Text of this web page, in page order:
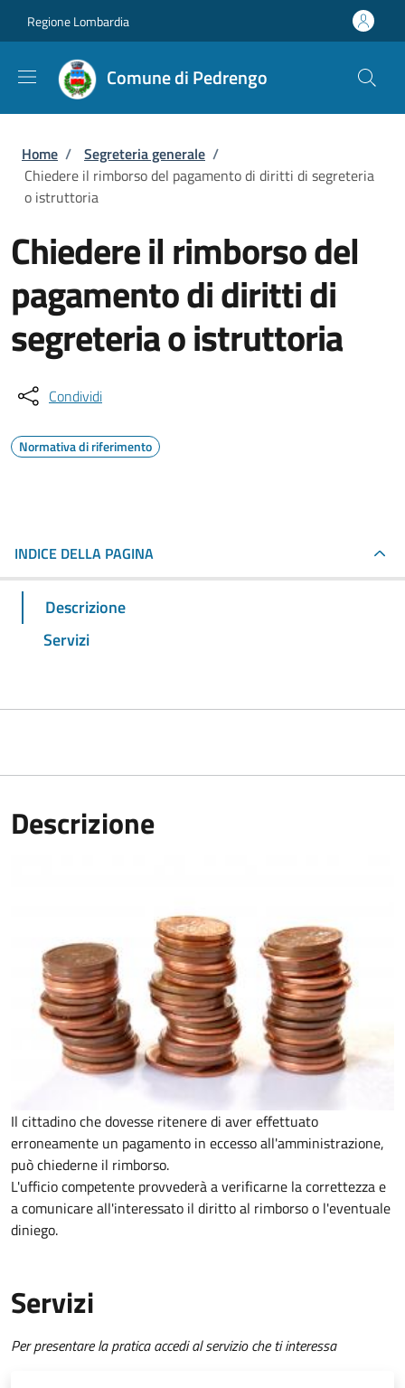
Regione Lombardia
Comune di Pedrengo
Briciole di pane
Home / Segreteria generale /
Chiedere il rimborso del pagamento di diritti di segreteria
o istruttoria
Chiedere il rimborso del
pagamento di diritti di
segreteria o istruttoria
Condividi
Normativa di riferimento
INDICE DELLA PAGINA
Descrizione
Servizi
Descrizione
Il cittadino che dovesse ritenere di aver effettuato
erroneamente un pagamento in eccesso all'amministrazione,
può chiederne il rimborso.
L'ufficio competente provvederà a verificarne la correttezza e
a comunicare all'interessato il diritto al rimborso o l'eventuale
diniego.
Servizi
Per presentare la pratica accedi al servizio che ti interessa